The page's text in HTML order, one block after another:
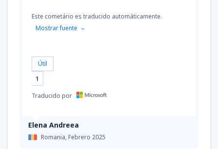
Elena Andreea
Romania,Febrero 2025
Este cometário es traducido automáticamente.
Mostrar fuente
Útil
1
Traducido por